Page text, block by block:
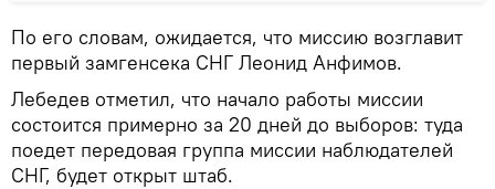
По его словам, ожидается, что миссию возглавит
первый замгенсека СНГ Леонид Анфимов.
Лебедев отметил, что начало работы миссии
состоится примерно за 20 дней до выборов: туда
поедет передовая группа миссии наблюдателей
СНГ, будет открыт штаб.